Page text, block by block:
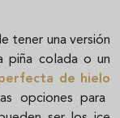
tener una versión
piña colada o un
de hielo
opciones para